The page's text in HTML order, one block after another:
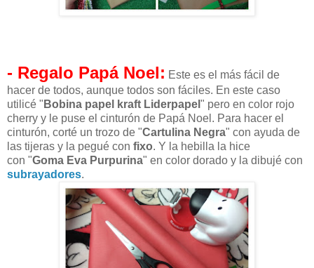
- Regalo Papá Noel: Este es el más fácil de
hacer de todos, aunque todos son fáciles. En este caso
utilicé " Bobina papel kraft Liderpapel " pero en color rojo
cherry y le puse el cinturón de Papá Noel. Para hacer el
cinturón, corté un trozo de "Cartulina Negra" con ayuda de
las tijeras y la pegué con fixo. Y la hebilla la hice
con "Goma Eva Purpurina" en color dorado y la dibujé con
subrayadores.